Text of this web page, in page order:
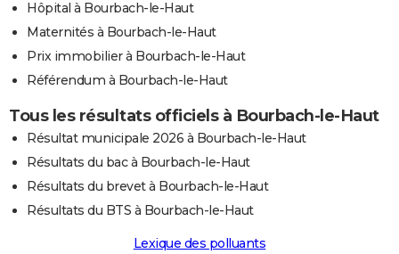
Hôpital à Bourbach-le-Haut
Maternités à Bourbach-le-Haut
Prix immobilier à Bourbach-le-Haut
Référendum à Bourbach-le-Haut
Tous les résultats officiels à Bourbach-le-Haut
Résultat municipale 2026 à Bourbach-le-Haut
Résultats du bac à Bourbach-le-Haut
Résultats du brevet à Bourbach-le-Haut
Résultats du BTS à Bourbach-le-Haut
Lexique des polluants